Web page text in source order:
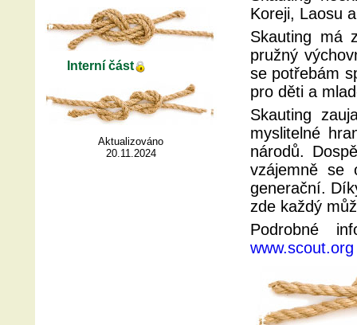
Interní část
Aktualizováno
20.11.2024
Koreji, Laosu
Skauting má
pružný
se potřebám
pro děti a
Skauting
myslitelné
národů.
vzájemně se
generační.
zde každý
Podrobné
www.scout.org